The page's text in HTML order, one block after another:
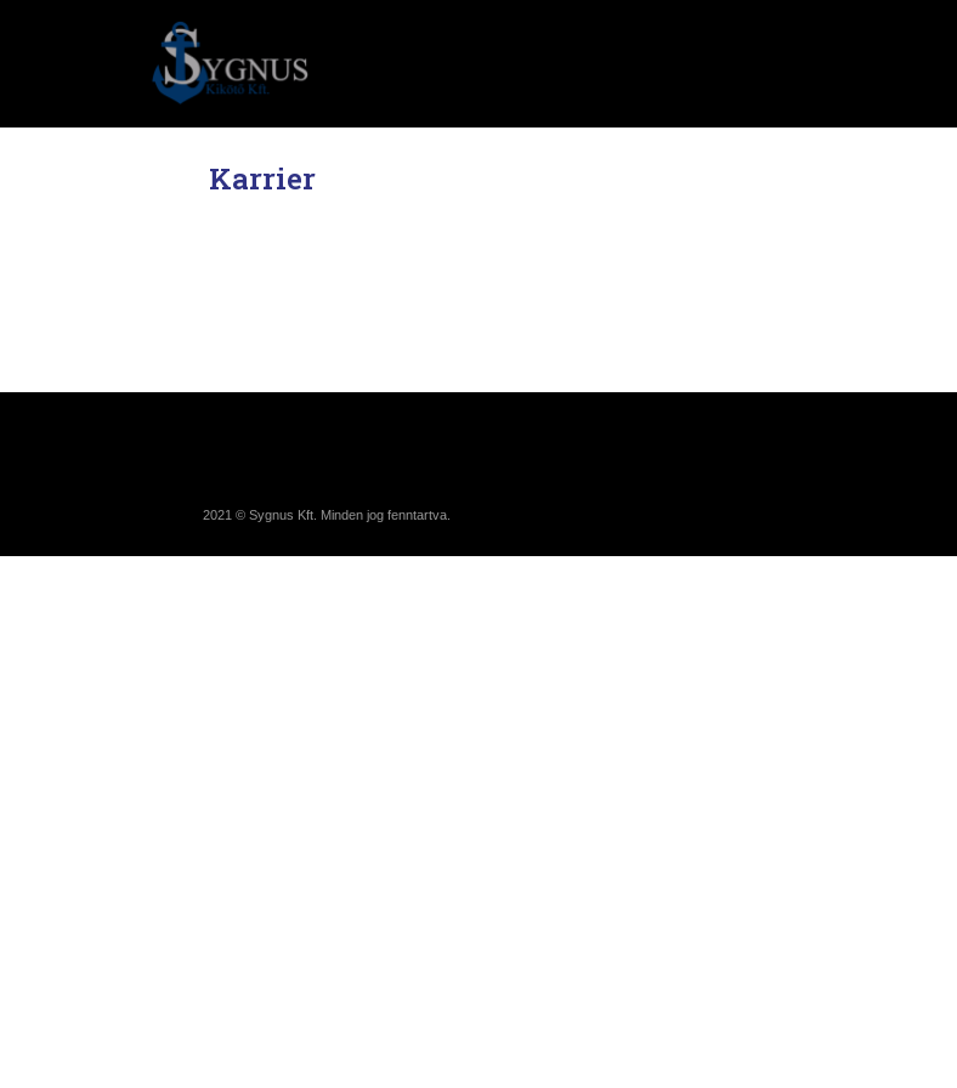
Karrier
2021 © Sygnus Kft. Minden jog fenntartva.